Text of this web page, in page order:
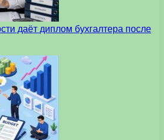
даёт диплом бухгалтера после